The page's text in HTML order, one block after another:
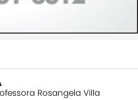
Rosangela Villa